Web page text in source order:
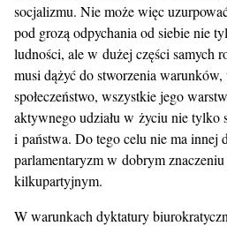
socjalizmu. Nie może więc
pod grozą odpychania od siebie nie
ludności, ale w dużej części samych
musi dążyć do stworzenia warunków,
społeczeństwo, wszystkie jego
aktywnego udziału w życiu nie
i państwa. Do tego celu nie ma innej
parlamentaryzm w dobrym
kilkupartyjnym.
W warunkach dyktatury